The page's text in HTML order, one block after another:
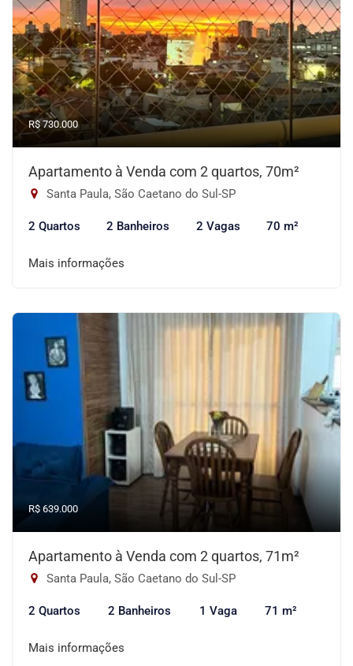
R$ 730.000
Apartamento à Venda com 2 quartos, 70m²
Santa Paula, São Caetano do Sul-SP
2 Quartos 2 Banheiros 2 Vagas 70 m²
Mais informações
R$ 639.000
Apartamento à Venda com 2 quartos, 71m²
Santa Paula, São Caetano do Sul-SP
2 Quartos 2 Banheiros 1 Vaga 71 m²
Mais informações